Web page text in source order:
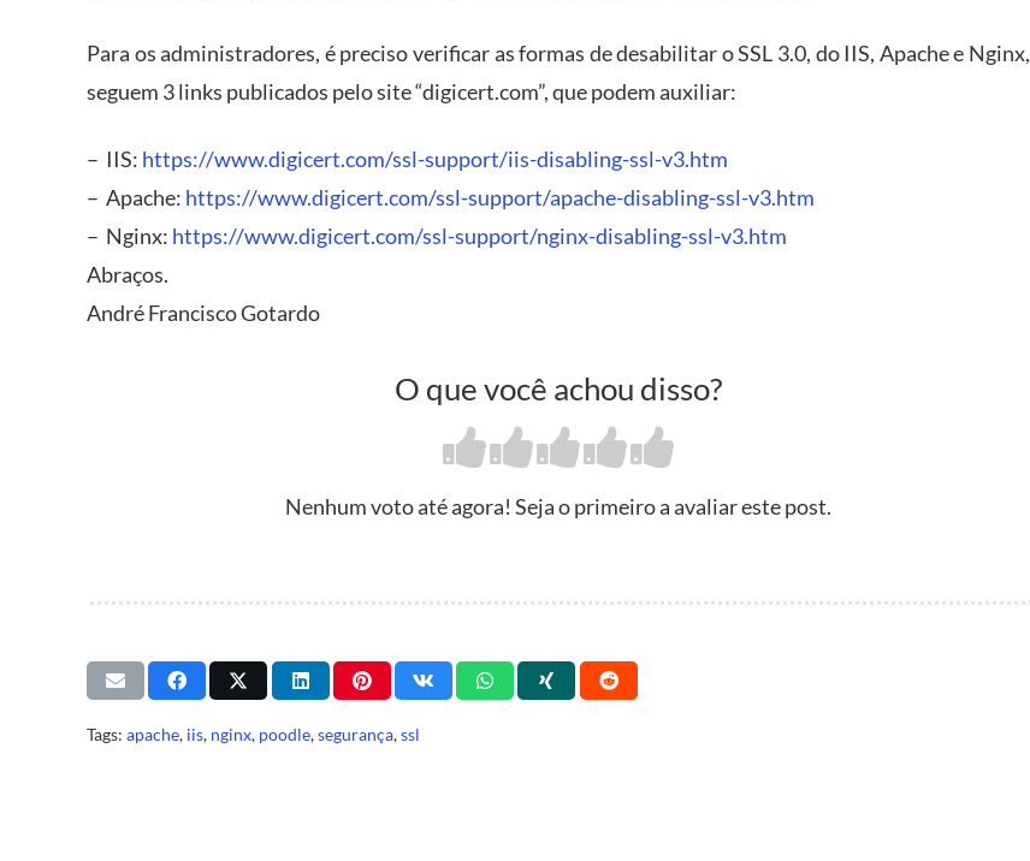
Para os administradores, é preciso verificar as formas de desabilitar o SSL 3.0, do IIS, Apache e Nginx,
seguem 3 links publicados pelo site “digicert.com”, que podem auxiliar:
– IIS: https://www.digicert.com/ssl-support/iis-disabling-ssl-v3.htm
– Apache: https://www.digicert.com/ssl-support/apache-disabling-ssl-v3.htm
– Nginx: https://www.digicert.com/ssl-support/nginx-disabling-ssl-v3.htm
Abraços.
André Francisco Gotardo
O que você achou disso?
Nenhum voto até agora! Seja o primeiro a avaliar este post.
Tags: apache, iis, nginx, poodle,segurança,ssl